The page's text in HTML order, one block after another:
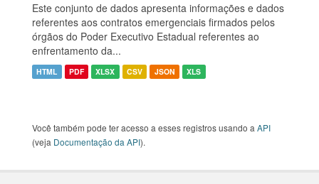
Este conjunto de dados apresenta informações e dados
referentes aos contratos emergenciais firmados pelos
órgãos do Poder Executivo Estadual referentes ao
enfrentamento da...
HTML PDF XLSX CSV JSON XLS
Você também pode ter acesso a esses registros usando a API
(veja Documentação da API).